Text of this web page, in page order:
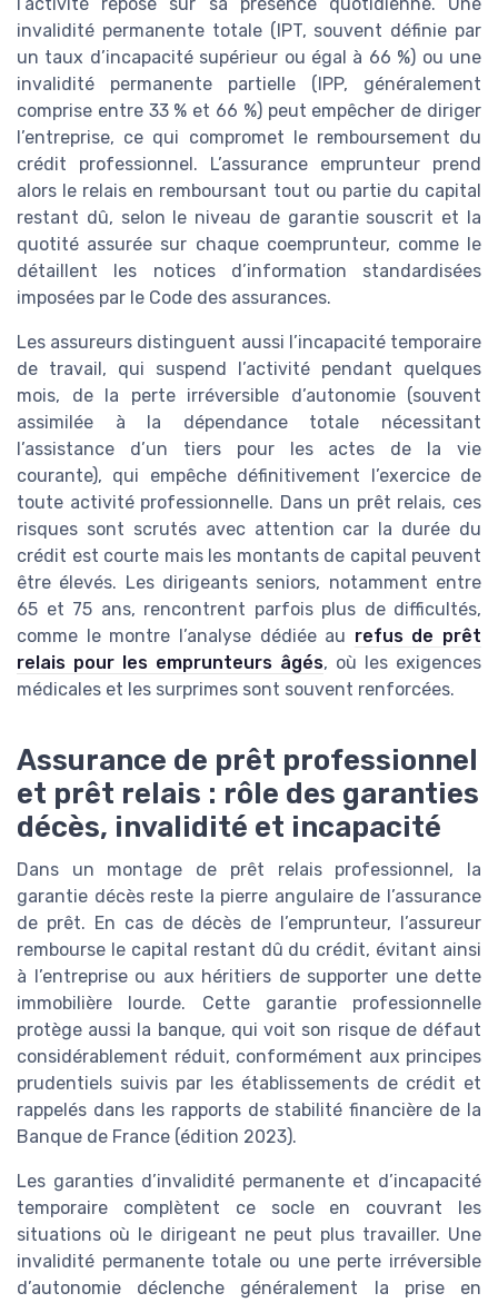
invalidité permanente totale (IPT, souvent définie par
un taux d’incapacité supérieur ou égal à 66 %) ou une
invalidité permanente partielle (IPP, généralement
comprise entre 33 % et 66 %) peut empêcher de diriger
l’entreprise, ce qui compromet le remboursement du
crédit professionnel. L’assurance emprunteur prend
alors le relais en remboursant tout ou partie du capital
restant dû, selon le niveau de garantie souscrit et la
quotité assurée sur chaque coemprunteur, comme le
détaillent les notices d’information standardisées
imposées par le Code des assurances.
Les assureurs distinguent aussi l’incapacité temporaire
de travail, qui suspend l’activité pendant quelques
mois, de la perte irréversible d’autonomie (souvent
assimilée à la dépendance totale nécessitant
l’assistance d’un tiers pour les actes de la vie
courante), qui empêche définitivement l’exercice de
toute activité professionnelle. Dans un prêt relais, ces
risques sont scrutés avec attention car la durée du
crédit est courte mais les montants de capital peuvent
être élevés. Les dirigeants seniors, notamment entre
65 et 75 ans, rencontrent parfois plus de difficultés,
comme le montre l’analyse dédiée au refus de prêt
relais pour les emprunteurs âgés, où les exigences
médicales et les surprimes sont souvent renforcées.
Assurance de prêt professionnel
et prêt relais : rôle des garanties
décès, invalidité et incapacité
Dans un montage de prêt relais professionnel, la
garantie décès reste la pierre angulaire de l’assurance
de prêt. En cas de décès de l’emprunteur, l’assureur
rembourse le capital restant dû du crédit, évitant ainsi
à l’entreprise ou aux héritiers de supporter une dette
immobilière lourde. Cette garantie professionnelle
protège aussi la banque, qui voit son risque de défaut
considérablement réduit, conformément aux principes
prudentiels suivis par les établissements de crédit et
rappelés dans les rapports de stabilité financière de la
Banque de France (édition 2023).
Les garanties d’invalidité permanente et d’incapacité
temporaire complètent ce socle en couvrant les
situations où le dirigeant ne peut plus travailler. Une
invalidité permanente totale ou une perte irréversible
d’autonomie déclenche généralement la prise en